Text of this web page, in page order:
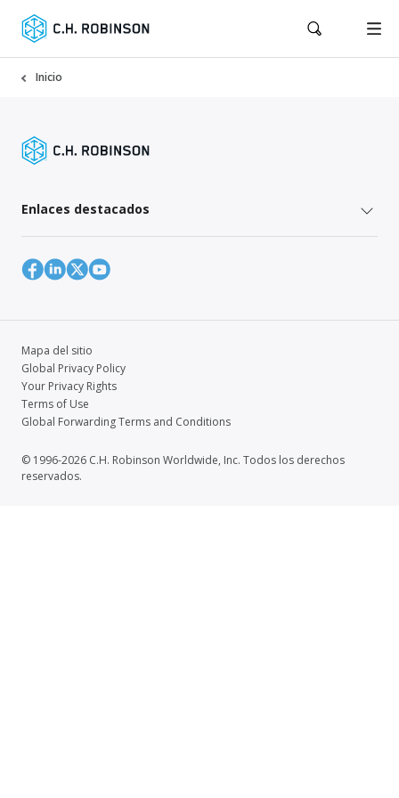
Inicio
Enlaces destacados
Mapa del sitio
Global Privacy Policy
Your Privacy Rights
Terms of Use
Global Forwarding Terms and Conditions
© 1996-2026 C.H. Robinson Worldwide, Inc. Todos los derechos
reservados.